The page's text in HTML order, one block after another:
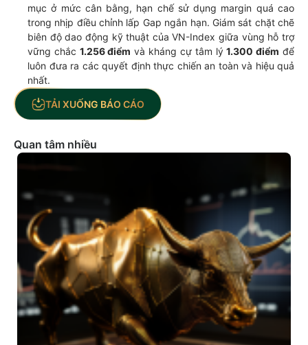
mục ở mức cân bằng, hạn chế sử dụng margin quá cao
trong nhịp điều chỉnh lấp Gap ngắn hạn. Giám sát chặt chẽ
biên độ dao động kỹ thuật của VN-Index giữa vùng hỗ trợ
vững chắc 1.256 điểm và kháng cự tâm lý1.300 điểm để
luôn đưa ra các quyết định thực chiến an toàn và hiệu quả
nhất.
TẢI XUỐNG BÁO CÁO
Quan tâm nhiều